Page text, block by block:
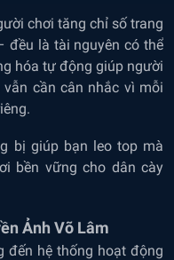
chơi tăng chỉ số trang
đều là tài nguyên có thể
hóa tự động giúp người
cần cân nhắc vì mỗi
bị giúp bạn leo top mà
bền vững cho dân cày
Ảnh Võ Lâm
đến hệ thống hoạt động